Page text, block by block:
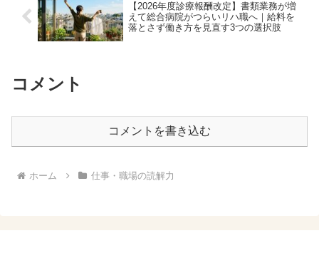
【2026年度診療報酬改定】書類業務が増
えて総合病院がつらいリハ職へ｜給料を
落とさず働き方を見直す3つの選択肢
コメント
コメントを書き込む
ホーム 仕事・職場の読解力